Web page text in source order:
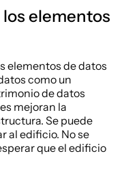
elementos
elementos de datos
como un
de datos
mejoran la
Se puede
al edificio. No se
que el edificio